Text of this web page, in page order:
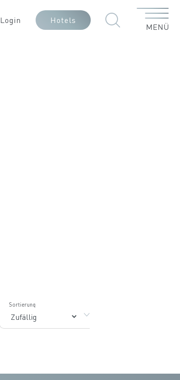
Login Hotels
Menü
MENÜ
Sortierung